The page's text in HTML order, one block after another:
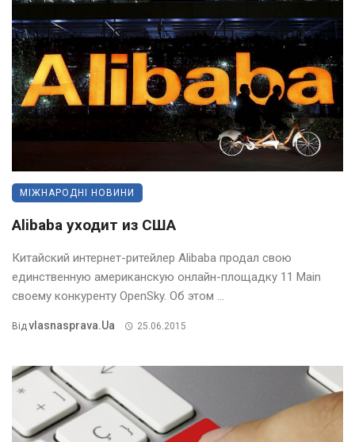
МІЖНАРОДНІ НОВИНИ
Alibaba уходит из США
Китайский интернет-ритейлер Alibaba продал свою
единственную американскую онлайн-площадку 11 Main
своему конкуренту OpenSky. Об этом ...
Від Vlasnasprava.ua 25.06.2015